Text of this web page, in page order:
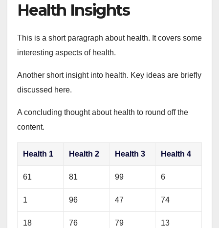
Health Insights
This is a short paragraph about health. It covers some
interesting aspects of health.
Another short insight into health. Key ideas are briefly
discussed here.
A concluding thought about health to round off the
content.
Health 1 Health 2 Health 3 Health 4
61 81 99 6
1 96 47 74
18 76 79 13